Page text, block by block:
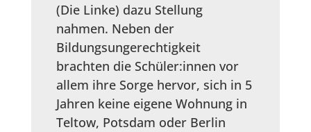
(Die Linke) dazu Stellung
nahmen. Neben der
Bildungsungerechtigkeit
brachten die Schüler:innen vor
allem ihre Sorge hervor, sich in 5
Jahren keine eigene Wohnung in
Teltow, Potsdam oder Berlin